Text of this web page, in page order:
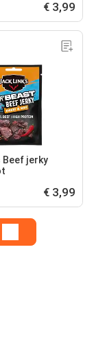
€ 3,99
Beef jerky
€ 3,99